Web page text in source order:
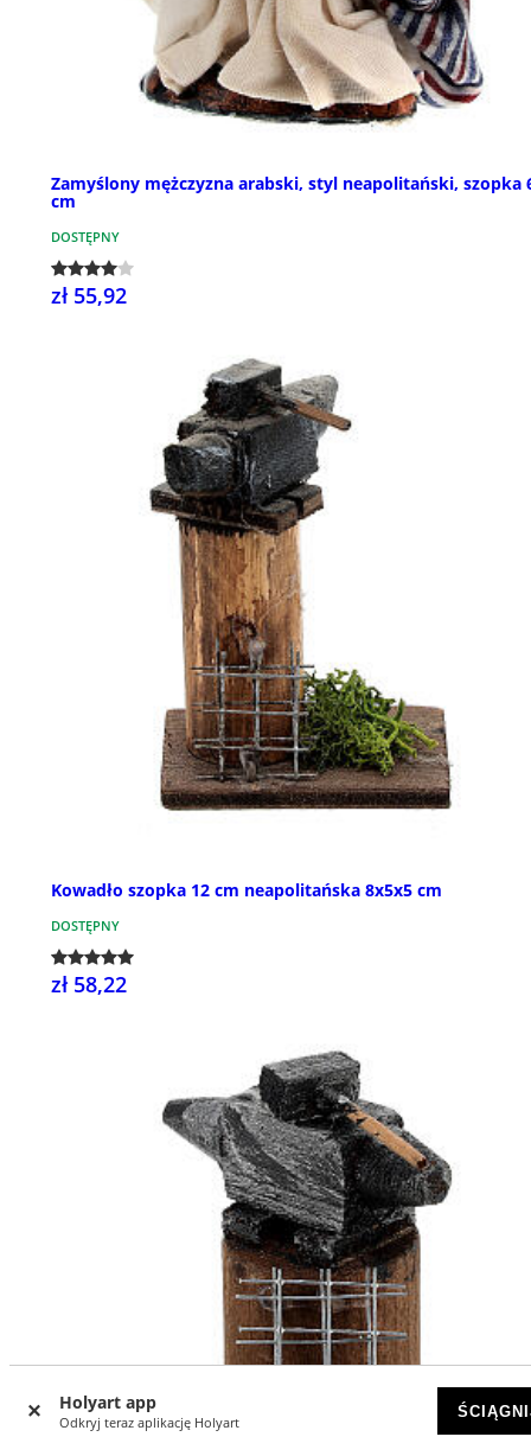
Holyart app
Odkryj teraz aplikację Holyart
Zamyślony mężczyzna arabski, styl neapolitański, szopka
cm
DOSTĘPNY
zł 55,92
Kowadło szopka 12 cm neapolitańska 8x5x5 cm
DOSTĘPNY
zł 58,22